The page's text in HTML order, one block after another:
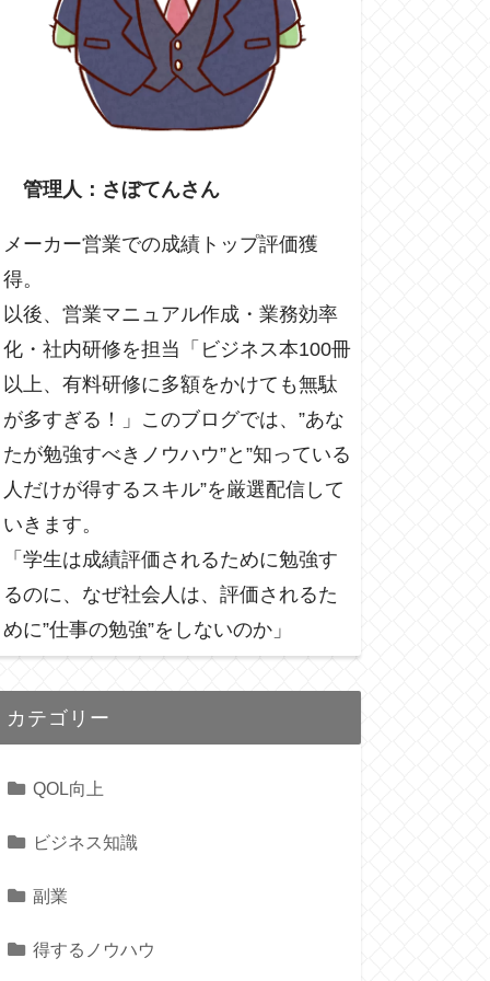
管理人：さぼてんさん
メーカー営業での成績トップ評価獲
得。
以後、営業マニュアル作成・業務効率
化・社内研修を担当「ビジネス本100冊
以上、有料研修に多額をかけても無駄
が多すぎる！」このブログでは、”あな
たが勉強すべきノウハウ”と”知っている
人だけが得するスキル”を厳選配信して
いきます。
「学生は成績評価されるために勉強す
るのに、なぜ社会人は、評価されるた
めに”仕事の勉強”をしないのか」
カテゴリー
QOL向上
ビジネス知識
副業
得するノウハウ